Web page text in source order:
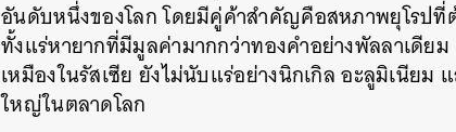
อันดับหนึ่งของโลก โดยมีคู่ค้าสำคัญคือสหภาพยุโรปที่
ทั้งแร่หายากที่มีมูลค่ามากกว่าทองคำอย่างพัลลาเดีย
เหมืองในรัสเซีย ยังไม่นับแร่อย่างนิกเกิล อะลูมิเนียม
ใหญ่ในตลาดโลก